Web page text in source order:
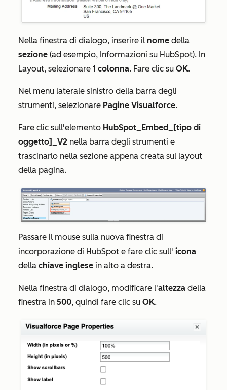
Nella finestra di dialogo, inserire il nome della
sezione (ad esempio, Informazioni su HubSpot). In
Layout, selezionare 1 colonna. Fare clic su OK.
Nel menu laterale sinistro della barra degli
strumenti, selezionare Pagine Visualforce.
Fare clic sull'elemento HubSpot_Embed_[tipo di
oggetto]_V2 nella barra degli strumenti e
trascinarlo nella sezione appena creata sul layout
della pagina.
Passare il mouse sulla nuova finestra di
incorporazione di HubSpot e fare clic sull' icona
della chiave inglese in alto a destra.
Nella finestra di dialogo, modificare l'altezza della
finestra in 500, quindi fare clic su OK.